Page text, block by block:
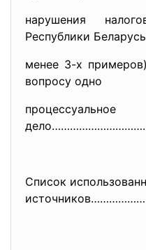
нарушения
Республики
менее 3-х
вопросу одно
процессуальное
Список